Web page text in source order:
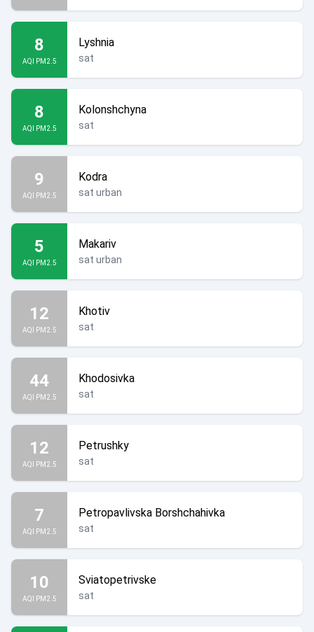
8
AQI PM2.5
Lyshnia
sat
8
AQI PM2.5
Kolonshchyna
sat
9
AQI PM2.5
Kodra
sat urban
5
AQI PM2.5
Makariv
sat urban
12
AQI PM2.5
Khotiv
sat
44
AQI PM2.5
Khodosivka
sat
12
AQI PM2.5
Petrushky
sat
7
AQI PM2.5
Petropavlivska Borshchahivka
sat
10
AQI PM2.5
Sviatopetrivske
sat